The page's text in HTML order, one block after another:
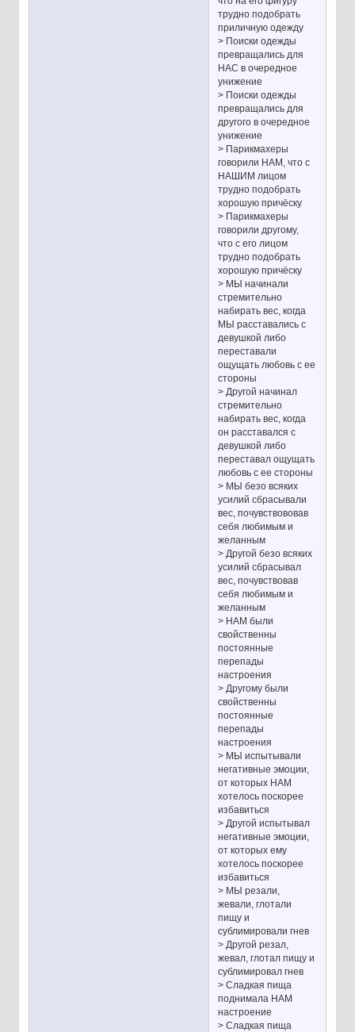
трудно подобрать
приличную одежду
> Поиски одежды
превращались для
НАС в очередное
унижение
> Поиски одежды
превращались для
другого в очередное
унижение
> Парикмахеры
говорили НАМ, что с
НАШИМ лицом
трудно подобрать
хорошую причёску
> Парикмахеры
говорили другому,
что с его лицом
трудно подобрать
хорошую причёску
> МЫ начинали
стремительно
набирать вес, когда
МЫ расставались с
девушкой либо
переставали
ощущать любовь с ее
стороны
> Другой начинал
стремительно
набирать вес, когда
он расставался с
девушкой либо
переставал ощущать
любовь с ее стороны
> МЫ безо всяких
усилий сбрасывали
вес, почувствововав
себя любимым и
желанным
> Другой безо всяких
усилий сбрасывал
вес, почувствовав
себя любимым и
желанным
> НАМ были
свойственны
постоянные
перепады
настроения
> Другому были
свойственны
постоянные
перепады
настроения
> МЫ испытывали
негативные эмоции,
от которых НАМ
хотелось поскорее
избавиться
> Другой испытывал
негативные эмоции,
от которых ему
хотелось поскорее
избавиться
> МЫ резали,
жевали, глотали
пищу и
сублимировали гнев
> Другой резал,
жeвал, глотал пищу и
сублимировал гнев
> Сладкая пища
поднимала НАМ
настроение
> Сладкая пища